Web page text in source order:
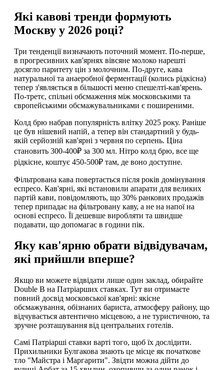
Які кавові тренди формують
Москву у 2026 році?
Три тенденції визначають поточний момент. По-перше,
в прогресивних кав'ярнях вівсяне молоко нарешті
досягло паритету цін з молочним. По-друге, кава
натуральної та анаеробної ферментації (колись рідкісна)
тепер з'являється в більшості меню спешелті-кав'ярень.
По-третє, спільні обсмаження між московськими та
європейськими обсмажувальниками є поширеними.
Колд брю набрав популярність влітку 2025 року. Раніше
це був нішевий напій, а тепер він стандартний у будь-
якій серйозній кав'ярні з червня по серпень. Ціна
становить 300-400₽ за 300 мл. Нітро колд брю, все ще
рідкісне, коштує 450-500₽ там, де воно доступне.
Фільтрована кава повертається після років домінування
еспресо. Кав'ярні, які встановили апарати для великих
партій кави, повідомляють, що 30% ранкових продажів
тепер припадає на фільтровану каву, а не на напої на
основі еспресо. Її дешевше виробляти та швидше
подавати, що допомагає в години пік.
Яку кав'ярню обрати відвідувачам,
які прийшли вперше?
Якщо ви можете відвідати лише один заклад, обирайте
Double B на Патріарших ставках. Тут ви отримаєте
повний досвід московської кав'ярні: якісне
обсмажування, обізнаних бариста, атмосферу району, що
відчувається автентично місцевою, а не туристичною, та
зручне розташування від центральних готелів.
Самі Патріарші ставки варті того, щоб їх дослідити.
Прихильники Булгакова знають це місце як початкове
тло "Майстра і Маргарити". Звідти можна дійти до